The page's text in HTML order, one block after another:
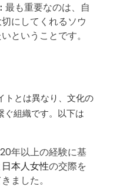
最も重要なのは、自
にしてくれるソウ
ということです。
トとは異なり、文化の
ぐ組織です。以下は
年以上の経験に基
本人女性の交際を
ました。